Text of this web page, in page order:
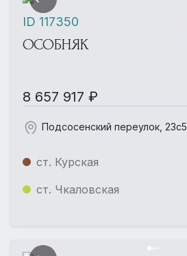
ОСОБНЯК
8 657 917 ₽
Подсосенский переулок, 23с5
ст. Курская
ст. Чкаловская
ID 117350